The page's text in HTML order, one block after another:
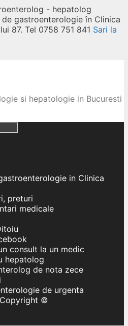
- hepatolog
gastroenterologie în Clinica
87. Tel 0758 751 841 Sari la
si hepatologie in Bucuresti
in Clinica
preturi
medicale
consult la un medic
hepatolog
de nota zece
de urgenta
©